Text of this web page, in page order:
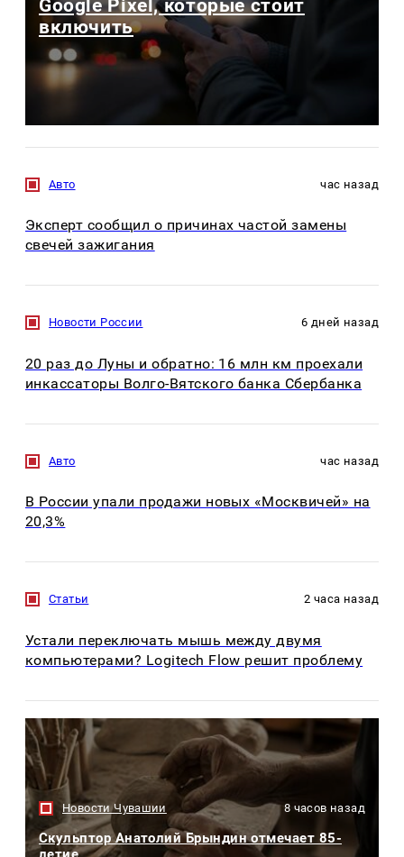
Google Pixel, которые стоит
включить
Авто час назад
Эксперт сообщил о причинах частой замены
свечей зажигания
Новости России 6 дней назад
20 раз до Луны и обратно: 16 млн км проехали
инкассаторы Волго-Вятского банка Сбербанка
Авто час назад
В России упали продажи новых «Москвичей» на
20,3%
Статьи 2 часа назад
Устали переключать мышь между двумя
компьютерами? Logitech Flow решит проблему
Новости Чувашии 8 часов назад
Скульптор Анатолий Брындин отмечает 85-